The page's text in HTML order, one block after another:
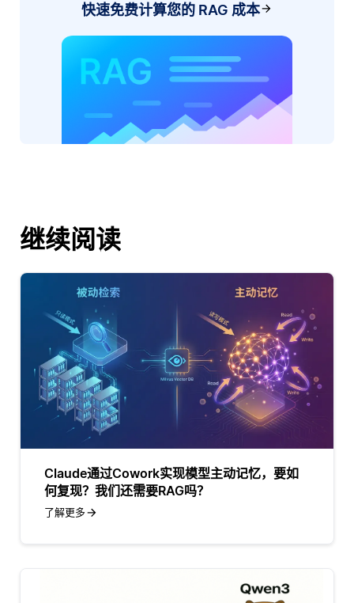
快速免费计算您的 RAG 成本
继续阅读
Claude通过Cowork实现模型主动记忆，要如
何复现？我们还需要RAG吗？
了解更多